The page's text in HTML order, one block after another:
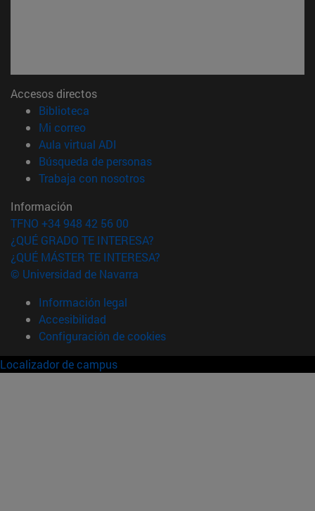
Accesos directos
Biblioteca
Mi correo(abre en nueva ventana)
Aula virtual ADI
Búsqueda de personas(abre en nueva ventana)
Trabaja con nosotros(abre en nueva ventana)
Información
TFNO +34 948 42 56 00
¿QUÉ GRADO TE INTERESA?
¿QUÉ MÁSTER TE INTERESA?
© Universidad de Navarra
Información legal
Accesibilidad
Configuración de cookies
Localizador de campus